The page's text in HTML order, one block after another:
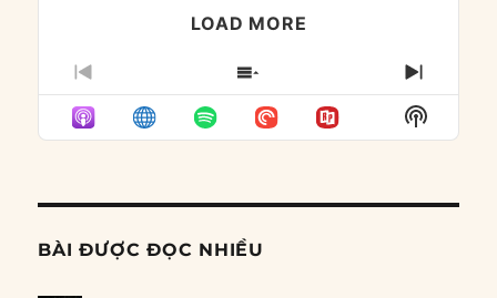
LOAD MORE
PREVIOUS
EPISODE
SHOW
EPISODES
LIST
NEXT
Show
Podcast
BÀI ĐƯỢC ĐỌC NHIỀU